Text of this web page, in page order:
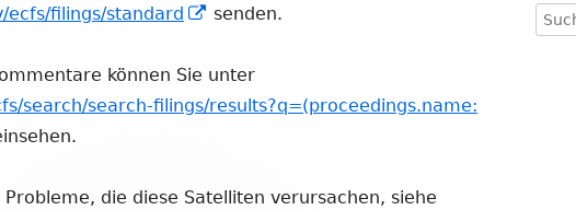
ecfs/filings/standard
In
Fenster
öffnen
senden.
können Sie unter
search/search-filings/results?q=(proceedings.name:
die diese Satelliten verursachen, siehe